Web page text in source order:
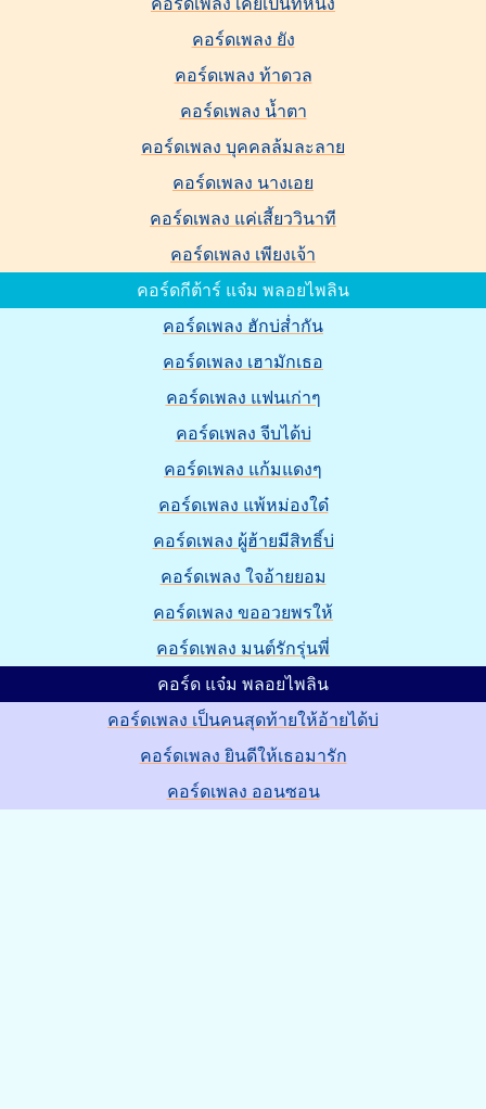
คอร์ดเพลง เคยเป็นที่หนึ่ง
คอร์ดเพลง ยัง
คอร์ดเพลง ท้าดวล
คอร์ดเพลง น้ำตา
คอร์ดเพลง บุคคลล้มละลาย
คอร์ดเพลง นางเอย
คอร์ดเพลง แค่เสี้ยววินาที
คอร์ดเพลง เพียงเจ้า
คอร์ดกีต้าร์ แจ๋ม พลอยไพลิน
คอร์ดเพลง ฮักบ่ส่ำกัน
คอร์ดเพลง เฮามักเธอ
คอร์ดเพลง แฟนเก่าๆ
คอร์ดเพลง จีบได้บ่
คอร์ดเพลง แก้มแดงๆ
คอร์ดเพลง แพ้หม่องใด๋
คอร์ดเพลง ผู้ฮ้ายมีสิทธิ์บ่
คอร์ดเพลง ใจอ้ายยอม
คอร์ดเพลง ขออวยพรให้
คอร์ดเพลง มนต์รักรุ่นพี่
คอร์ด แจ๋ม พลอยไพลิน
คอร์ดเพลง เป็นคนสุดท้ายให้อ้ายได้บ่
คอร์ดเพลง ยินดีให้เธอมารัก
คอร์ดเพลง ออนซอน